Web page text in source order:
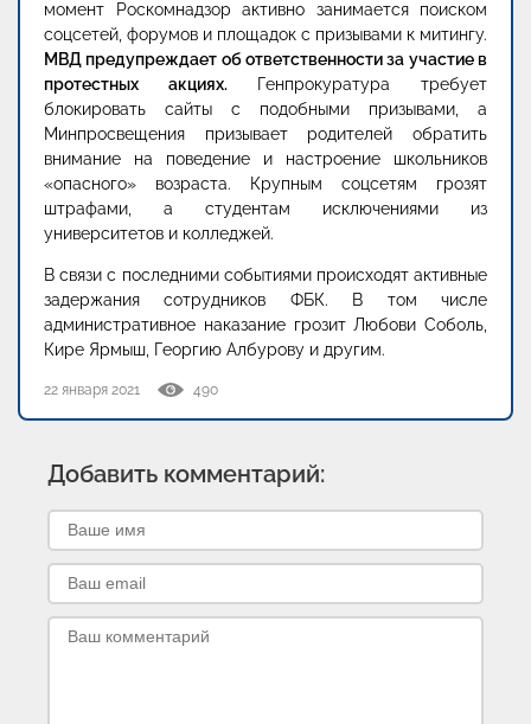
момент Роскомнадзор активно занимается поиском
соцсетей, форумов и площадок с призывами к митингу.
МВД предупреждает об ответственности за участие в
протестных акциях.Генпрокуратура требует
блокировать сайты с подобными призывами, а
Минпросвещения призывает родителей обратить
внимание на поведение и настроение школьников
«опасного» возраста. Крупным соцсетям грозят
штрафами, а студентам исключениями из
университетов и колледжей.
В связи с последними событиями происходят активные
задержания сотрудников ФБК. В том числе
административное наказание грозит Любови Соболь,
Кире Ярмыш, Георгию Албурову и другим.
22 января 2021 490
Добавить комментарий: